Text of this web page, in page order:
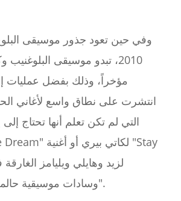
وفي حين تعود جذور موسيقى
2010، تبدو موسيقى البلوغنيب
مؤخراً، وذلك بفضل عمليات
انتشرت على نطاق واسع لأغاني
التي لم تكن تعلم أنها تحتاج
وسادات موسيقية حالمة وطبول "تراب".